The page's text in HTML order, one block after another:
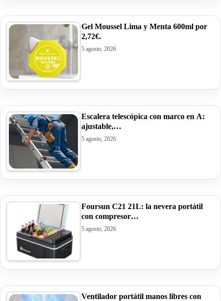
Gel Moussel Lima y Menta 600ml por
2,72€.
5 agosto, 2026
Escalera telescópica con marco en A:
ajustable,…
5 agosto, 2026
Foursun C21 21L: la nevera portátil
con compresor…
5 agosto, 2026
Ventilador portátil manos libres con